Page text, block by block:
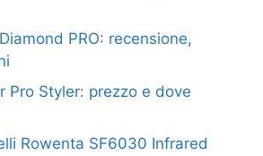
PRO: recensione,
Pro Styler: prezzo e dove
Rowenta SF6030 Infrared